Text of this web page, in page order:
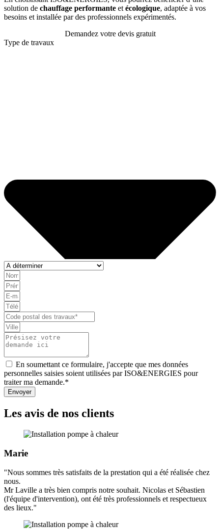
solution de chauffage performante et écologique, adaptée à vos
besoins et installée par des professionnels expérimentés.
Demandez votre devis gratuit
Type de travaux
En soumettant ce formulaire, j'accepte que mes données
personnelles saisies soient utilisées par ISO&ENERGIES pour
traiter ma demande.*
Envoyer
Les avis de nos clients
Marie
"Nous sommes très satisfaits de la prestation qui a été réalisée chez
nous.
Mr Laville a très bien compris notre souhait. Nicolas et Sébastien
(l'équipe d'intervention), ont été très professionnels et respectueux
des lieux."